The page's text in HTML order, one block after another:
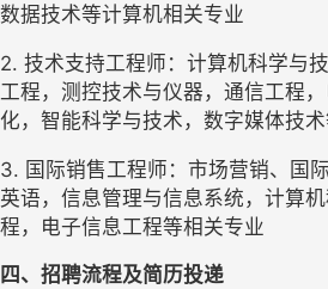
数据技术等计算机相关专业
2. 技术支持工程师：计算机科学与
工程，测控技术与仪器，通信工程
化，智能科学与技术，数字媒体技
3. 国际销售工程师：市场营销、国
英语，信息管理与信息系统，计算
程，电子信息工程等相关专业
四、 招聘流程及简历投递